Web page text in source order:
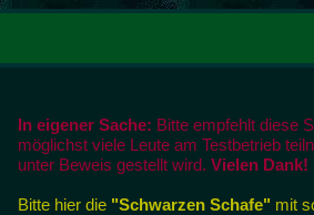
In eigener Sache: Bitte empfehlt diese
möglichst viele Leute am Testbetrieb
unter Beweis gestellt wird. Vielen Dank!
Bitte hier die "Schwarzen Schafe" mit